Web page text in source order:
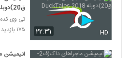
۲۲:۳۱ HD
ق20)دوبله DuckTales 2018
تی وی کده
۱۷۵ بازدید